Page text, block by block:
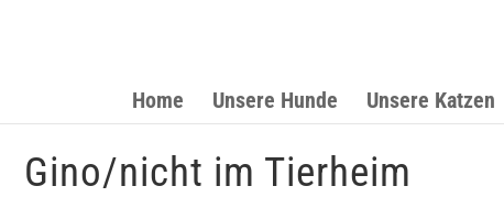
Home Unsere Hunde Unsere Katzen
Gino/nicht im Tierheim